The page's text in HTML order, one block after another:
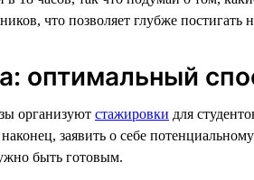
что позволяет глубже постигать
оптимальный
организуют стажировки для
заявить о себе
быть готовым.